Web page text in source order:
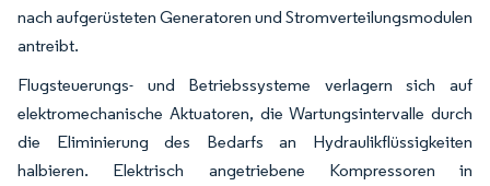
nach aufgerüsteten Generatoren und Stromverteilungsmodulen
antreibt.
Flugsteuerungs- und Betriebssysteme verlagern sich auf
elektromechanische Aktuatoren, die Wartungsintervalle durch
die Eliminierung des Bedarfs an Hydraulikflüssigkeiten
halbieren. Elektrisch angetriebene Kompressoren in